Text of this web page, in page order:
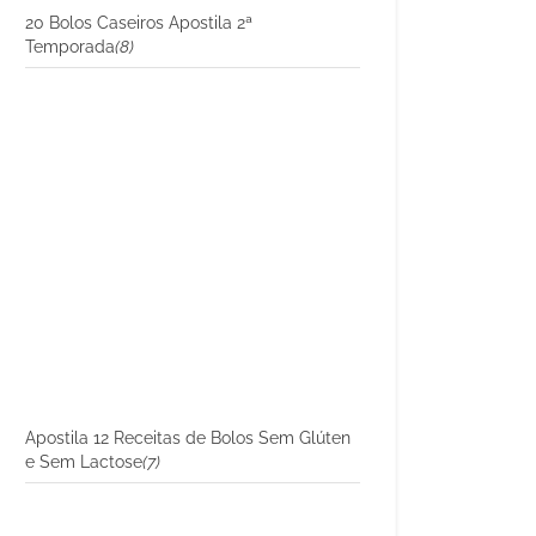
20 Bolos Caseiros Apostila 2ª
Temporada(8)
Apostila 12 Receitas de Bolos Sem Glúten
e Sem Lactose(7)